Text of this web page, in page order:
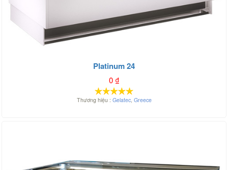
Platinum 24
0₫
Thương hiệu : Gelatec, Greece